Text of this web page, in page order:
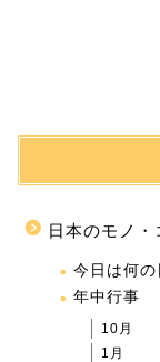
日本のモノ・
今日は何の
年中行事
10月
1月